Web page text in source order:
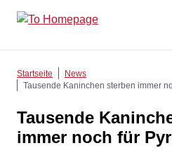
Startseite
News
Tausende Kaninchen sterben immer
Tausende
immer noch für